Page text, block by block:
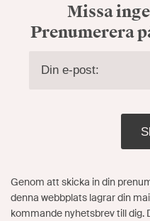
Missa
Prenumerera
Genom att skicka in din
denna webbplats lagrar din
kommande nyhetsbrev till dig.